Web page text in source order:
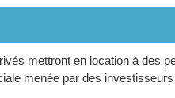
mettront en location à des
menée par des